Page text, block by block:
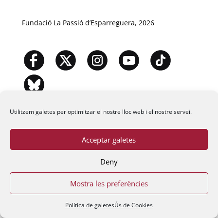
Utilitzem galetes per optimitzar el nostre lloc web i el nostre servei.
Acceptar galetes
Deny
Mostra les preferències
Política de galetesÚs de Cookies
Fundació La Passió d’Esparreguera, 2026